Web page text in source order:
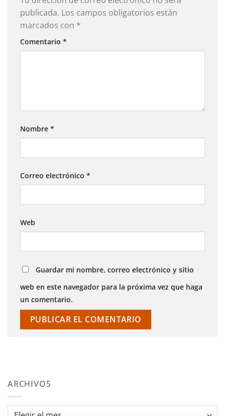
publicada. Los campos obligatorios están
marcados con *
Comentario *
Nombre *
Correo electrónico *
Web
Guardar mi nombre, correo electrónico y sitio
web en este navegador para la próxima vez que haga
un comentario.
ARCHIVOS
Archivos